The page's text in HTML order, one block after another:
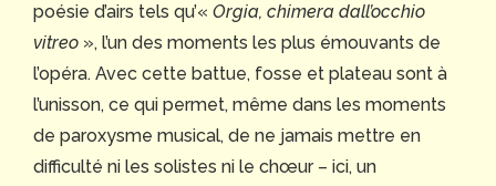
poésie d’airs tels qu’« Orgia, chimera dall’occhio
vitreo », l’un des moments les plus émouvants de
l’opéra. Avec cette battue, fosse et plateau sont à
l’unisson, ce qui permet, même dans les moments
de paroxysme musical, de ne jamais mettre en
difficulté ni les solistes ni le chœur – ici, un